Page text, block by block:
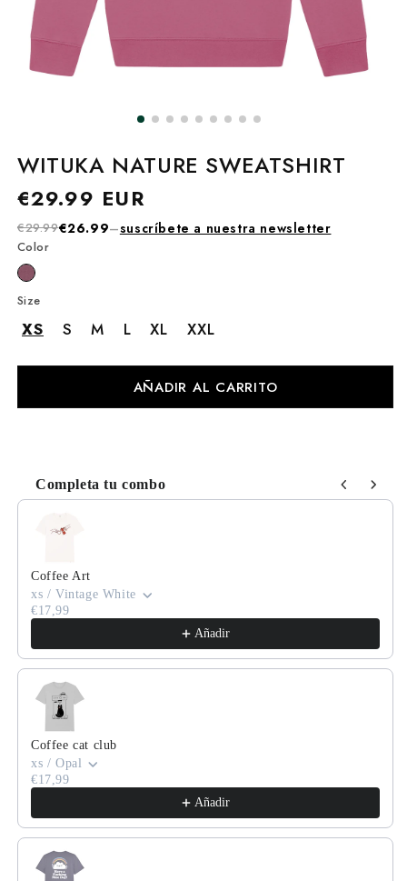
WITUKA NATURE SWEATSHIRT
Precio
€29.99 EUR
€29.99€26.99–suscríbete a nuestra newsletter
Size
XS S M L XL XXL
Color
AÑADIR AL CARRITO
Completa tu combo
Use the Previous and Next buttons to navigate through
Coffee Art
xs / Vintage White
€17,99
Añadir
Coffee cat club
xs / Opal
€17,99
Añadir